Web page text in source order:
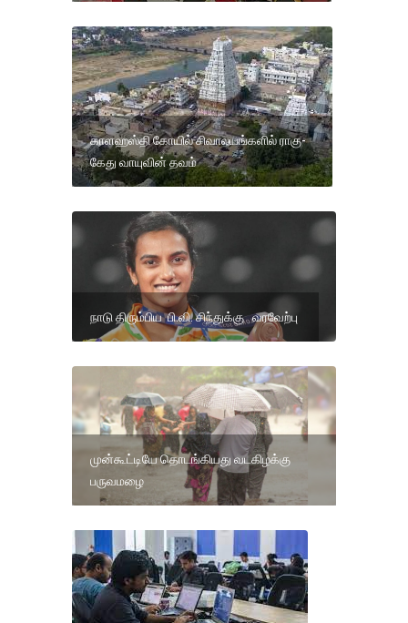
காளஹஸ்தி கோயில் சிவாலயங்களில் ராகு-
கேது வாயுவின் தவம்
நாடு திரும்பிய பி.வி. சிந்துக்கு வரவேற்பு
முன்கூட்டியே தொடங்கியது வடகிழக்கு
பருவமழை